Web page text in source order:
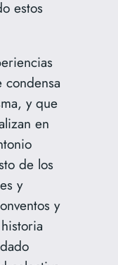
estos
condensa
y que
en
de los
y
y